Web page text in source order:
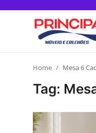
Mesa de jantar
Guarda-roupa
Home Mesa 6
Tag: